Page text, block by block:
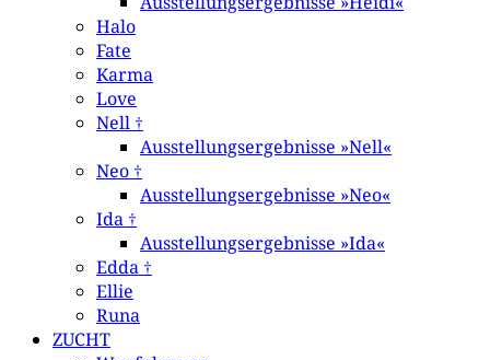
Halo
Fate
Karma
Love
Nell †
Ausstellungsergebnisse »Nell«
Neo †
Ausstellungsergebnisse »Neo«
Ida †
Ausstellungsergebnisse »Ida«
Edda †
Ellie
Runa
ZUCHT